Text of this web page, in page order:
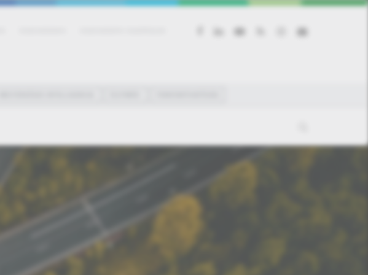
facebooklinkedinyoutube instagram
email